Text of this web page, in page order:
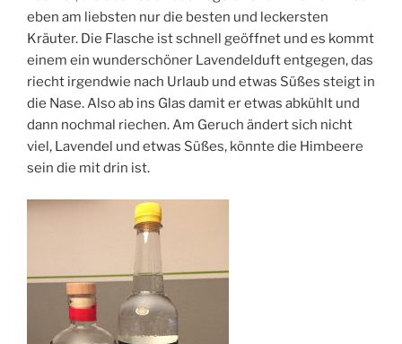
eben am liebsten nur die besten und leckersten
Kräuter. Die Flasche ist schnell geöffnet und es kommt
einem ein wunderschöner Lavendelduft entgegen, das
riecht irgendwie nach Urlaub und etwas Süßes steigt in
die Nase. Also ab ins Glas damit er etwas abkühlt und
dann nochmal riechen. Am Geruch ändert sich nicht
viel, Lavendel und etwas Süßes, könnte die Himbeere
sein die mit drin ist.